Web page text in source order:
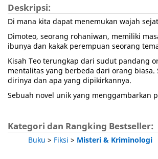
Deskripsi:
Di mana kita dapat menemukan wajah
Dimoteo, seorang rohaniwan, memiliki
ibunya dan kakak perempuan seorang
Kisah Teo terungkap dari sudut pandang
mentalitas yang berbeda dari orang
dirinya dan apa yang dipikirkannya.
Sebuah novel unik yang
Kategori dan Rangking Bestseller:
Buku > Fiksi > Misteri & Kriminologi